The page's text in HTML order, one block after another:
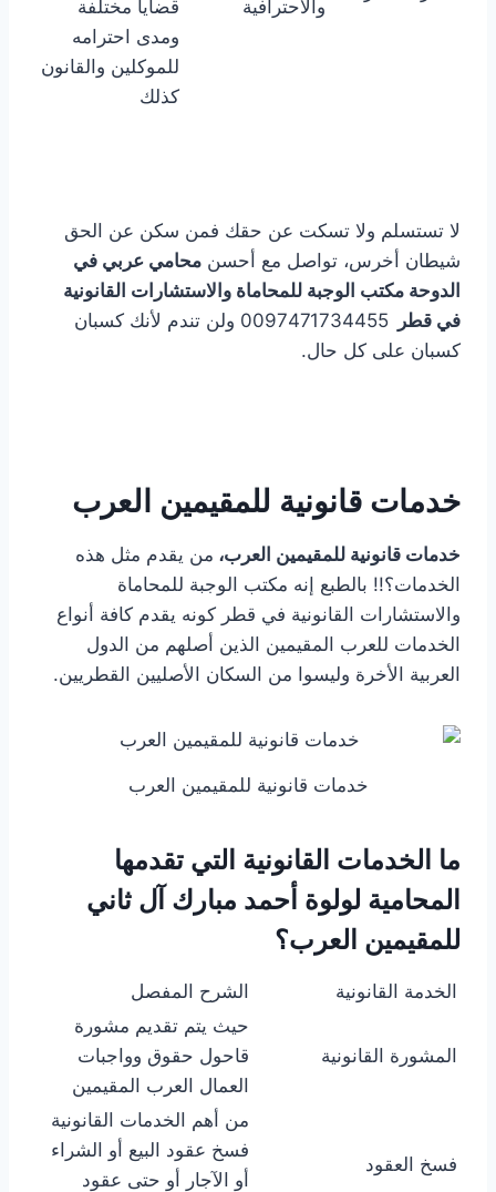
والاحترافية
قضايا مختلفة
ومدى احترامه
للموكلين والقانون
كذلك
لا تستسلم ولا تسكت عن حقك فمن سكن عن الحق
شيطان أخرس، تواصل مع أحسن محامي عربي في
الدوحة مكتب الوجبة للمحاماة والاستشارات القانونية
في قطر
0097471734455 ولن تندم لأنك كسبان
كسبان على كل حال.
خدمات قانونية للمقيمين العرب
خدمات قانونية للمقيمين العرب، من يقدم مثل هذه
الخدمات؟!! بالطبع إنه مكتب الوجبة للمحاماة
والاستشارات القانونية في قطر كونه يقدم كافة أنواع
الخدمات للعرب المقيمين الذين أصلهم من الدول
العربية الأخرة وليسوا من السكان الأصليين القطريين.
خدمات قانونية للمقيمين العرب
ما الخدمات القانونية التي تقدمها
المحامية لولوة أحمد مبارك آل ثاني
للمقيمين العرب؟
الخدمة القانونية الشرح المفصل
المشورة القانونية
حيث يتم تقديم مشورة
قاحول حقوق وواجبات
العمال العرب المقيمين
فسخ العقود
من أهم الخدمات القانونية
فسخ عقود البيع أو الشراء
أو الآجار أو حتى عقود